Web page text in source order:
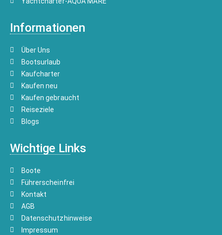
Informationen
Über Uns
Bootsurlaub
Kaufcharter
Kaufen neu
Kaufen gebraucht
Reiseziele
Blogs
Wichtige Links
Boote
Führerscheinfrei
Kontakt
AGB
Datenschutzhinweise
Impressum